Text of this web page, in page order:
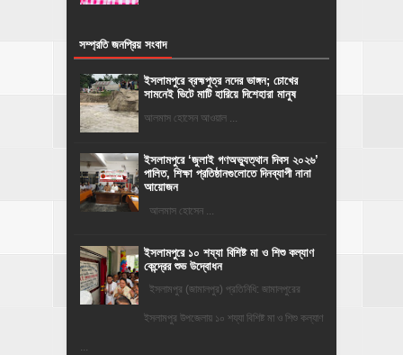
সম্প্রতি জনপ্রিয় সংবাদ
ইসলামপুরে ব্রহ্মপুত্র নদের ভাঙ্গন; চোখের
সামনেই ভিটে মাটি হারিয়ে দিশেহারা মানুষ
আলমাস হোসেন আওয়াল ...
‎ইসলামপুরে ‘জুলাই গণঅভ্যুত্থান দিবস ২০২৬’
পালিত, শিক্ষা প্রতিষ্ঠানগুলোতে দিনব্যাপী নানা
আয়োজন
‎​আলমাস হোসেন ...
ইসলামপুরে ১০ শয্যা বিশিষ্ট মা ও শিশু কল্যাণ
কেন্দ্রের শুভ উদ্বোধন
ইসলামপুর (জামালপুর) প্রতিনিধি: জামালপুরের
ইসলামপুর উপজেলায় ১০ শয্যা বিশিষ্ট মা ও শিশু কল্যাণ
...